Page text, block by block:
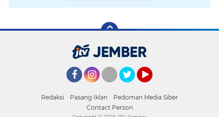
Redaksi Pasang Iklan
Pedoman Media Siber
Contact Person